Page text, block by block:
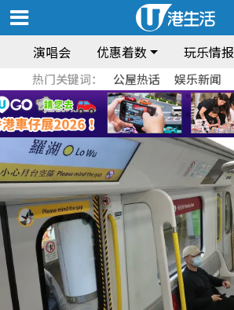
演唱会 优惠着数 玩乐情报
热门关键词： 公屋热话 娱乐新闻